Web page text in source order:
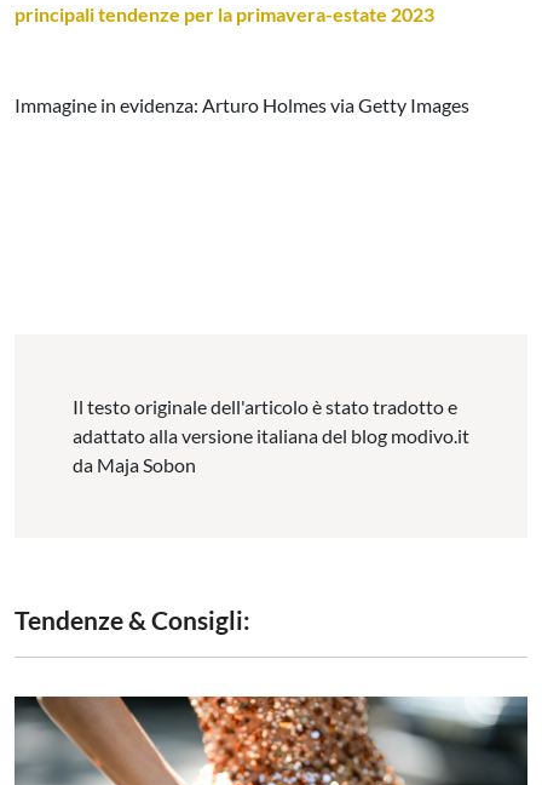
principali tendenze per la primavera-estate 2023
Immagine in evidenza: Arturo Holmes via Getty Images
Il testo originale dell'articolo è stato tradotto e
adattato alla versione italiana del blog modivo.it
da Maja Sobon
Tendenze & Consigli: